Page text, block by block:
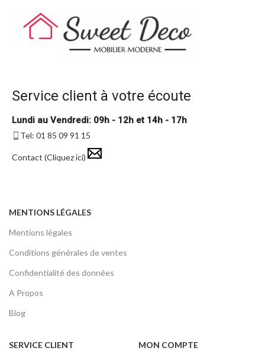
Service client à votre écoute
Lundi au Vendredi: 09h - 12h et 14h - 17h
Tel: 01 85 09 91 15
Contact (Cliquez ici)
MENTIONS LÉGALES
Mentions légales
Conditions générales de ventes
Confidentialité des données
A Propos
Blog
SERVICE CLIENT
MON COMPTE